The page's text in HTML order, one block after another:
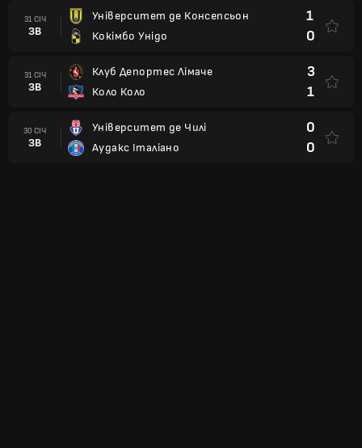
31 СІЧ
ЗВ
Університет де Консепсьон
Кокімбо Унідо
1
0
31 СІЧ
ЗВ
Клуб Депортес Лімаче
Коло Коло
3
1
30 СІЧ
ЗВ
Університет де Чилі
Аудакс Італіано
0
0